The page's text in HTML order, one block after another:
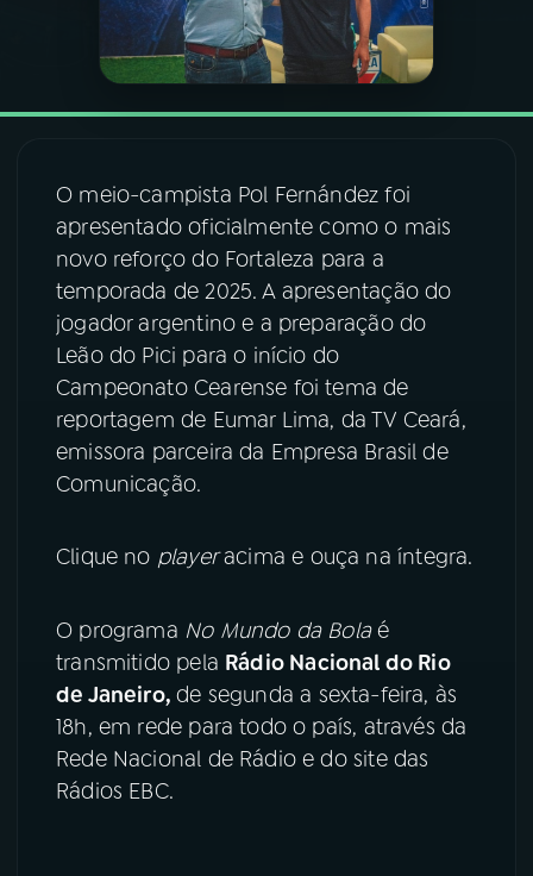
VIDEOCASTS
07ÚLTIMAS
08 FESTIVAL DE MÚSICA
ACOMPANHE A RÁDIO NACIONAL
YouTube Facebook
Instagram X
TikTok
O meio-campista Pol Fernández foi
apresentado oficialmente como o mais
novo reforço do Fortaleza para a
temporada de 2025. A apresentação do
jogador argentino e a preparação do
Leão do Pici para o início do
Campeonato Cearense foi tema de
reportagem de Eumar Lima, da TV Ceará,
emissora parceira da Empresa Brasil de
Comunicação.
Clique no playeracima e ouça na íntegra.
O programa No Mundo da Bolaé
transmitido pela Rádio Nacional do Rio
de Janeiro,de segunda a sexta-feira, às
18h, em rede para todo o país, através da
Rede Nacional de Rádio e do site das
Rádios EBC.